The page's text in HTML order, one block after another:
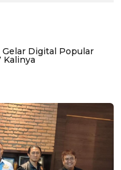
Digital Popular
Kalinya